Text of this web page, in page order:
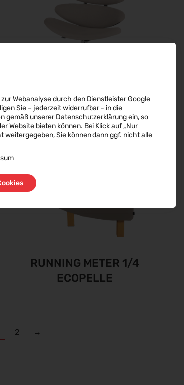
CORONA
RUNNING METER 1/4
ECOPELLE
2 →
Webanalyse durch den Dienstleister Google
Sie – jederzeit widerrufbar - in die
gemäß unsererDatenschutzerklärungein, so
Website bieten können. Bei Klick auf „Nur
weitergegeben, Sie können dann ggf. nicht alle